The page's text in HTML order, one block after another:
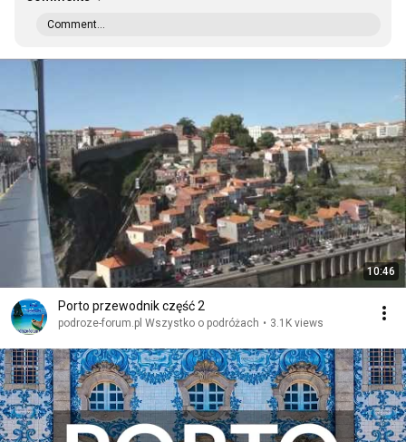
Comment...
10:46
Porto przewodnik część 2
podroze-forum.pl Wszystko o podróżach • 3.1K views